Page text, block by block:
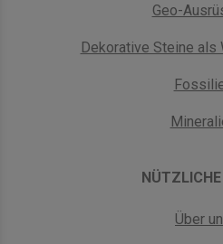
Geo-
Dekorative Steine als
Über